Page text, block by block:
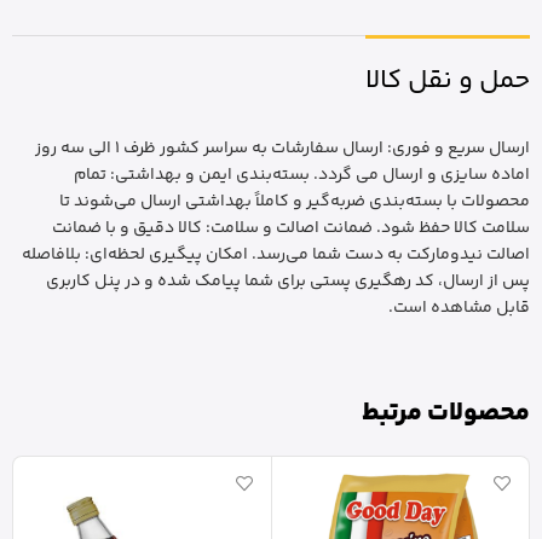
حمل و نقل کالا
ارسال سریع و فوری: ارسال سفارشات به سراسر کشور ظرف 1 الی سه روز
اماده سایزی و ارسال می گردد. بسته‌بندی ایمن و بهداشتی: تمام
محصولات با بسته‌بندی ضربه‌گیر و کاملاً بهداشتی ارسال می‌شوند تا
سلامت کالا حفظ شود. ضمانت اصالت و سلامت: کالا دقیق و با ضمانت
اصالت نیدومارکت به دست شما می‌رسد. امکان پیگیری لحظه‌ای: بلافاصله
پس از ارسال، کد رهگیری پستی برای شما پیامک شده و در پنل کاربری
قابل مشاهده است.
محصولات مرتبط